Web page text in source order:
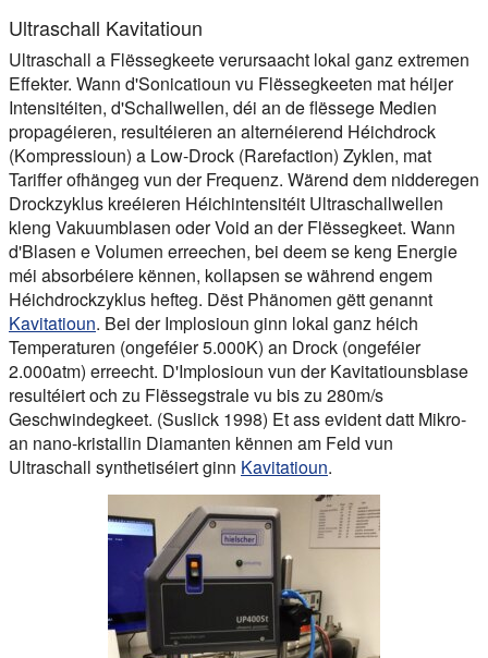
Ultraschall Kavitatioun
Ultraschall a Flëssegkeete verursaacht lokal ganz extremen
Effekter. Wann d'Sonicatioun vu Flëssegkeeten mat héijer
Intensitéiten, d'Schallwellen, déi an de flëssege Medien
propagéieren, resultéieren an alternéierend Héichdrock
(Kompressioun) a Low-Drock (Rarefaction) Zyklen, mat
Tariffer ofhängeg vun der Frequenz. Wärend dem nidderegen
Drockzyklus kreéieren Héichintensitéit Ultraschallwellen
kleng Vakuumblasen oder Void an der Flëssegkeet. Wann
d'Blasen e Volumen erreechen, bei deem se keng Energie
méi absorbéiere kënnen, kollapsen se während engem
Héichdrockzyklus hefteg. Dëst Phänomen gëtt genannt
Kavitatioun. Bei der Implosioun ginn lokal ganz héich
Temperaturen (ongeféier 5.000K) an Drock (ongeféier
2.000atm) erreecht. D'Implosioun vun der Kavitatiounsblase
resultéiert och zu Flëssegstrale vu bis zu 280m/s
Geschwindegkeet. (Suslick 1998) Et ass evident datt Mikro-
an nano-kristallin Diamanten kënnen am Feld vun
Ultraschall synthetiséiert ginn Kavitatioun.